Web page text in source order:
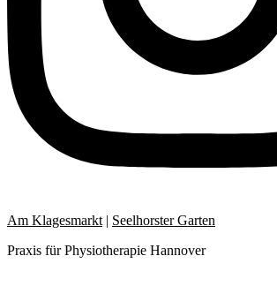
Am Klagesmarkt | Seelhorster Garten
Praxis für Physiotherapie Hannover